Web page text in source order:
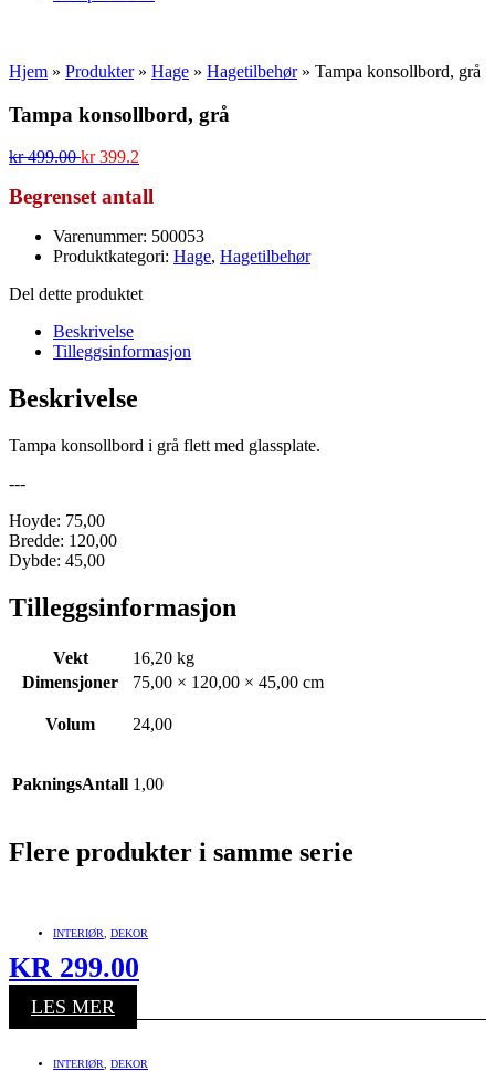
Hjem » Produkter» Hage » Hagetilbehør» Tampa konsollbord, grå
Tampa konsollbord, grå
kr499.00kr399.2
Begrenset antall
Varenummer: 500053
Produktkategori: Hage, Hagetilbehør
Del dette produktet
Beskrivelse
Tilleggsinformasjon
Beskrivelse
Tampa konsollbord i grå flett med glassplate.
---
Hoyde: 75,00
Bredde: 120,00
Dybde: 45,00
Tilleggsinformasjon
Vekt
16,20 kg
Dimensjoner
75,00 × 120,00 × 45,00 cm
Volum 24,00
PakningsAntall 1,00
Flere produkter i samme serie
INTERIØR DEKOR
KR 299.00
LES MER
INTERIØR DEKOR